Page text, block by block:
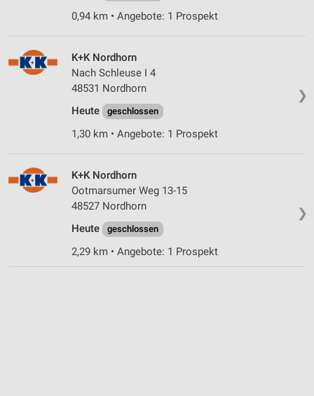
0,94 km • Angebote: 1 Prospekt
❯
K+K Nordhorn
Nach Schleuse I 4
48531 Nordhorn
Heute
geschlossen
1,30 km • Angebote: 1 Prospekt
❯
K+K Nordhorn
Ootmarsumer Weg 13-15
48527 Nordhorn
Heute
geschlossen
2,29 km • Angebote: 1 Prospekt
Geräte anhand von aktiv angeforderten
Informationen identifizieren
Nicht-IAB-Verarbeitungszwecke:
Notwendig